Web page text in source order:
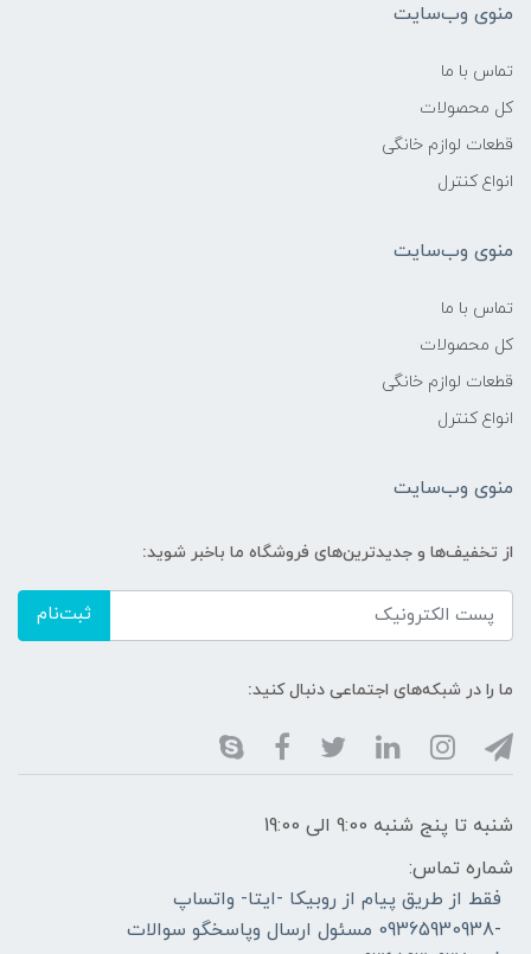
منوی وب‌سایت
تماس با ما
کل محصولات
قطعات لوازم خانگی
انواع کنترل
منوی وب‌سایت
تماس با ما
کل محصولات
قطعات لوازم خانگی
انواع کنترل
منوی وب‌سایت
از تخفیف‌ها و جدیدترین‌های فروشگاه ما باخبر شوید:
ثبت‌نام
ما را در شبکه‌های اجتماعی دنبال کنید:
شنبه تا پنج شنبه 9:00 الی 19:00
شماره تماس:
فقط از طریق پیام از روبیکا -ایتا- واتساپ
-09365930938 مسئول ارسال وپاسخگو سوالات